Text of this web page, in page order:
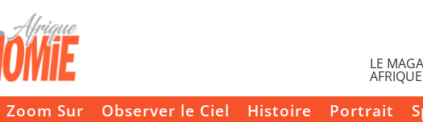
LE
AFRIQUE
Zoom Sur Observer le Ciel Histoire Portrait